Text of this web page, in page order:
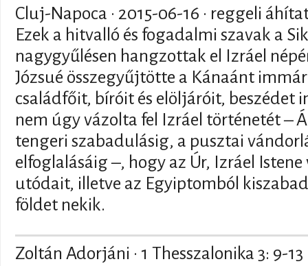
Cluj-Napoca · 2015-06-16 · reggeli
Ezek a hitvalló és fogadalmi szavak a
nagygyűlésen hangzottak el Izráel
Józsué összegyűjtötte a Kánaánt
családfőit, bíróit és elöljáróit, beszédet
nem úgy vázolta fel Izráel történetét –
tengeri szabadulásig, a pusztai
elfoglalásáig –, hogy az Úr, Izráel
utódait, illetve az Egyiptomból
földet nekik.
Zoltán Adorjáni · 1 Thesszalonika 3: 9-13